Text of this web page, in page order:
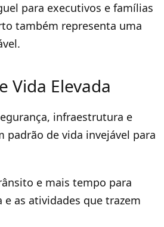
para executivos e famílias
também representa uma
Vida Elevada
infraestrutura e
padrão de vida invejável para
e mais tempo para
as atividades que trazem